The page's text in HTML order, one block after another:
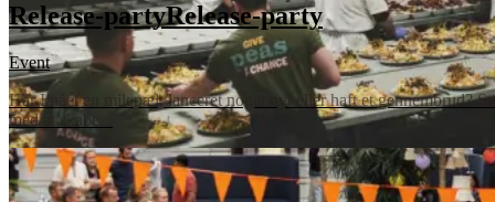
Release-partyRelease-party
Event
Har I nået en milepæl, lanceret noget nyt eller haft et gennembrud?
med at skabe...